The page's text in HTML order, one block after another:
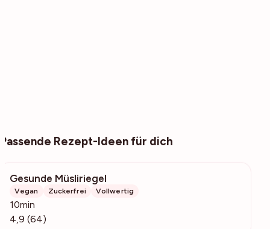
Passende Rezept-Ideen für dich
Gesunde Müsliriegel
Vegan Zuckerfrei Vollwertig
10min
4,9 (64)